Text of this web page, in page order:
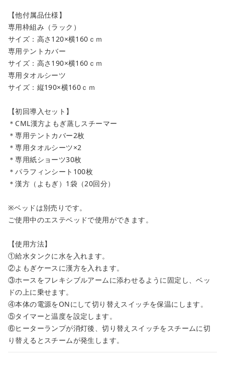
【他付属品仕様】
専用枠組み（ラック）
サイズ：高さ120×横160ｃｍ
専用テントカバー
サイズ：高さ190×横160ｃｍ
専用タオルシーツ
サイズ：縦190×横160ｃｍ
【初回導入セット】
＊CML漢方よもぎ蒸しスチーマー
＊専用テントカバー2枚
＊専用タオルシーツ×2
＊専用紙ショーツ30枚
＊パラフィンシート100枚
＊漢方（よもぎ）1袋（20回分）
※ベッドは別売りです。
ご使用中のエステベッドで使用ができます。
【使用方法】
①給水タンクに水を入れます。
②よもぎケースに漢方を入れます。
③ホースをフレキシブルアームに添わせるように固定し、ベッ
ドの上に乗せます。
④本体の電源をONにして切り替えスイッチを保温にします。
⑤タイマーと温度を設定します。
⑥ヒーターランプが消灯後、切り替えスイッチをスチームに切
り替えるとスチームが発生します。